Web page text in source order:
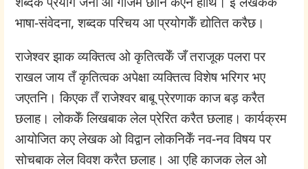
भाषा-संवेदना, शब्दक परिचय आ प्रयोगकेँ द्योतित करैछ।
राजेश्वर झाक व्यक्तित्व ओ कृतित्वकेँ जँ तराजूक पलरा पर
राखल जाय तँ कृतित्वक अपेक्षा व्यक्तित्व विशेष भरिगर भए
जएतनि। किएक तँ राजेश्वर बाबू प्रेरणाक काज बड़ करैत
छलाह। लोककेँ लिखबाक लेल प्रेरित करैत छलाह। कार्यक्रम
आयोजित कए लेखक ओ विद्वान लोकनिकेँ नव-नव विषय पर
सोचबाक लेल विवश करैत छलाह। आ एहि काजक लेल ओ